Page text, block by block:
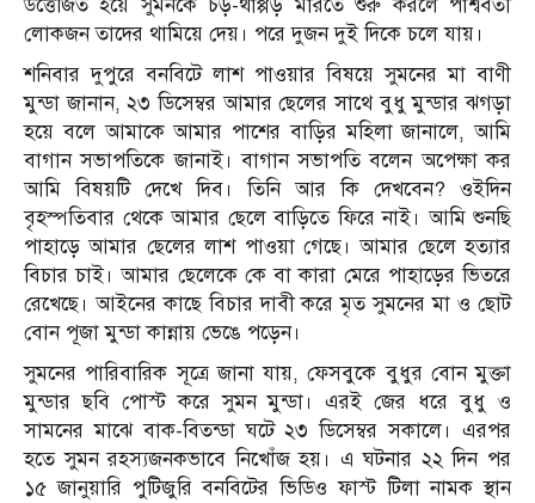
লোকজন তাদের থামিয়ে দেয়। পরে দুজন দুই দিকে চলে যায়।
শনিবার দুপুরে বনবিটে লাশ পাওয়ার বিষয়ে সুমনের মা বাণী
মুন্ডা জানান, ২৩ ডিসেম্বর আমার ছেলের সাথে বুধু মুন্ডার ঝগড়া
হয়ে বলে আমাকে আমার পাশের বাড়ির মহিলা জানালে, আমি
বাগান সভাপতিকে জানাই। বাগান সভাপতি বলেন অপেক্ষা কর
আমি বিষয়টি দেখে দিব। তিনি আর কি দেখবেন? ওইদিন
বৃহস্পতিবার থেকে আমার ছেলে বাড়িতে ফিরে নাই। আমি শুনছি
পাহাড়ে আমার ছেলের লাশ পাওয়া গেছে। আমার ছেলে হত্যার
বিচার চাই। আমার ছেলেকে কে বা কারা মেরে পাহাড়ের ভিতরে
রেখেছে। আইনের কাছে বিচার দাবী করে মৃত সুমনের মা ও ছোট
বোন পূজা মুন্ডা কান্নায় ভেঙে পড়েন।
সুমনের পারিবারিক সূত্রে জানা যায়, ফেসবুকে বুধুর বোন মুক্তা
মুন্ডার ছবি পোস্ট করে সুমন মুন্ডা। এরই জের ধরে বুধু ও
সামনের মাঝে বাক-বিতন্ডা ঘটে ২৩ ডিসেম্বর সকালে। এরপর
হতে সুমন রহস্যজনকভাবে নিখোঁজ হয়। এ ঘটনার ২২ দিন পর
১৫ জানুয়ারি পুটিজুরি বনবিটের ভিডিও ফাস্ট টিলা নামক স্থান